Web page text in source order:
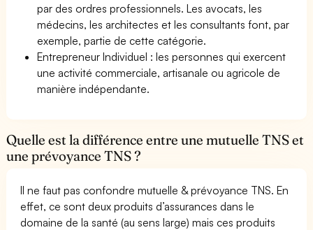
par des ordres professionnels. Les avocats, les
médecins, les architectes et les consultants font, par
exemple, partie de cette catégorie.
Entrepreneur Individuel : les personnes qui exercent
une activité commerciale, artisanale ou agricole de
manière indépendante.
Quelle est la différence entre une mutuelle TNS et
une prévoyance TNS ?
Il ne faut pas confondre mutuelle & prévoyance TNS. En
effet, ce sont deux produits d’assurances dans le
domaine de la santé (au sens large) mais ces produits